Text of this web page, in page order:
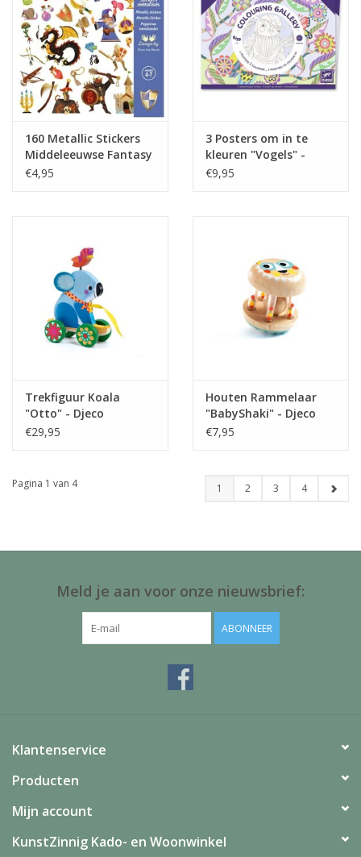
160 Metallic Stickers
Middeleeuwse Fantasy
- Djeco
€4,95
3 Posters om in te
kleuren "Vogels" -
Djeco
€9,95
Trekfiguur Koala
"Otto" - Djeco
€29,95
Houten Rammelaar
"BabyShaki" - Djeco
€7,95
Pagina 1 van 4 1 2 3 4
Meld je aan voor onze nieuwsbrief:
ABONNEER
Klantenservice
Producten
Mijn account
KunstZinnig Kado- en Woonwinkel